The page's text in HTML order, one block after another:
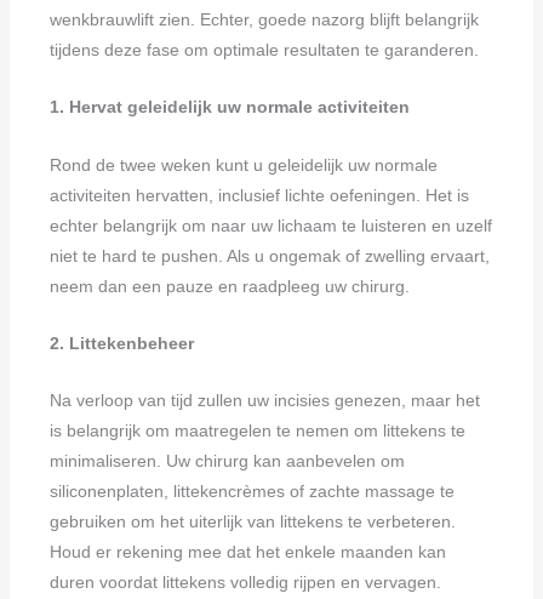
wenkbrauwlift zien. Echter, goede nazorg blijft belangrijk
tijdens deze fase om optimale resultaten te garanderen.
1. Hervat geleidelijk uw normale activiteiten
Rond de twee weken kunt u geleidelijk uw normale
activiteiten hervatten, inclusief lichte oefeningen. Het is
echter belangrijk om naar uw lichaam te luisteren en uzelf
niet te hard te pushen. Als u ongemak of zwelling ervaart,
neem dan een pauze en raadpleeg uw chirurg.
2. Littekenbeheer
Na verloop van tijd zullen uw incisies genezen, maar het
is belangrijk om maatregelen te nemen om littekens te
minimaliseren. Uw chirurg kan aanbevelen om
siliconenplaten, littekencrèmes of zachte massage te
gebruiken om het uiterlijk van littekens te verbeteren.
Houd er rekening mee dat het enkele maanden kan
duren voordat littekens volledig rijpen en vervagen.